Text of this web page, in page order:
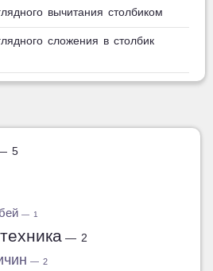
вычитания столбиком
сложения в столбик
5
— 1
— 2
— 2